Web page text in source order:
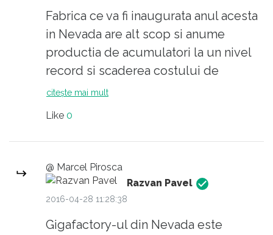
Deci n-are rost sa visam noi cai verzi pe
pereti, mai bine ne-am face temele si am
construi autostrazile cum trebuie.
Fabrica ce va fi inaugurata anul acesta
in Nevada are alt scop si anume
productia de acumulatori la un nivel
record si scaderea costului de
productie per kW/h rezultand implicit
kW/h de anul trecut (250$) cu cel de
anul acesta (190$) diferenta este
majora, minim 3600$ per battery pack
pentru cea mai mica varianta a
acestuia.
citește mai mult
Like 0
@ Marcel Pirosca
Razvan Pavel
2016-04-28 11:28:38
Gigafactory-ul din Nevada este